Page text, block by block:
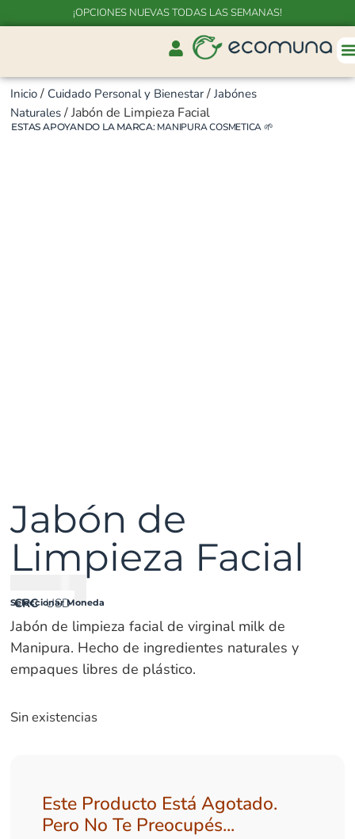
¡OPCIONES NUEVAS TODAS LAS SEMANAS!
Inicio / Cuidado Personal y Bienestar /Jabónes
Naturales / Jabón de Limpieza Facial
ESTAS APOYANDO LA MARCA: MANIPURA COSMETICA 🌱
Jabón de
Limpieza Facial
CRC USD
Seleccionar Moneda
Jabón de limpieza facial de virginal milk de
Manipura. Hecho de ingredientes naturales y
empaques libres de plástico.
Sin existencias
Este Producto Está Agotado.
Pero No Te Preocupés...